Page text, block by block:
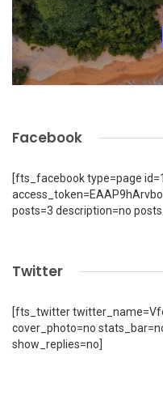
Facebook
[fts_facebook type=page
posts=3 description=no
Twitter
[fts_twitter
cover_photo=no
show_replies=no]